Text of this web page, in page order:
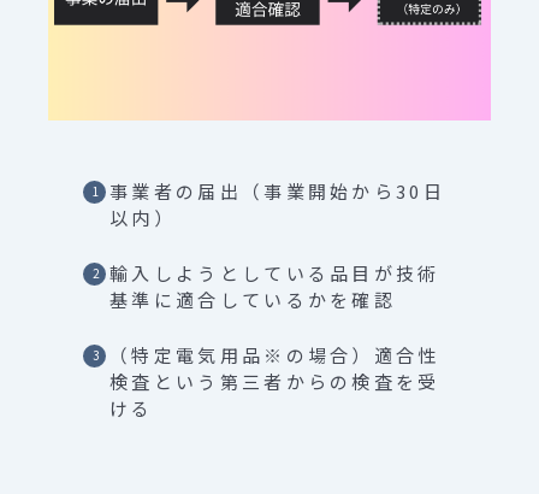
事業者の届出（事業開始から30日
以内）
輸入しようとしている品目が技術
基準に適合しているかを確認
（特定電気用品※の場合）適合性
検査という第三者からの検査を受
ける